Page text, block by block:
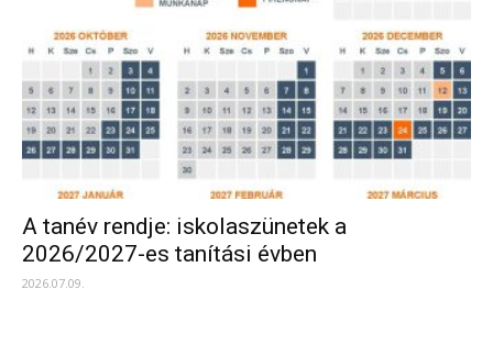
A tanév rendje: iskolaszünetek a
2026/2027-es tanítási évben
2026.07.09.